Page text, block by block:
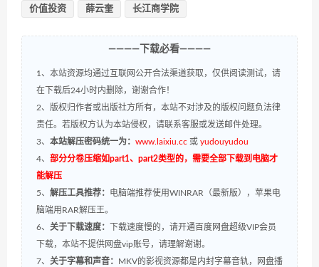
价值投资 薛云奎 长江商学院
————下载必看————
1、本站资源均通过互联网公开合法渠道获取，仅供阅读测试，请
在下载后24小时内删除，谢谢合作！
2、版权归作者或出版社方所有，本站不对涉及的版权问题负法律
责任。若版权方认为本站侵权，请联系客服或发送邮件处理。
3、 本站解压密码统一为： www.laixiu.cc 或 yudouyudou
4、 部分分卷压缩如part1、part2类型的，需要全部下载到电脑才
能解压
5、 解压工具推荐： 电脑端推荐使用WINRAR（最新版），苹果电
脑端用RAR解压王。
6、 关于下载速度：
下载速度慢的，请开通百度网盘超级VIP会员
下载，本站不提供网盘vip账号，请理解谢谢。
7、 关于字幕和声音： MKV的影视资源都是内封字幕音轨，网盘播